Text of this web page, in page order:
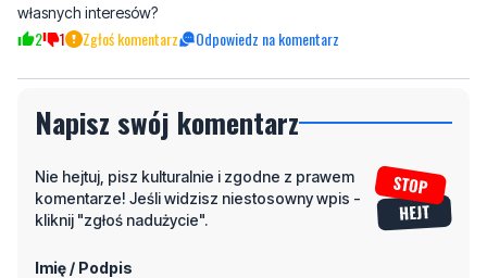
własnych interesów?
2 1 Zgłoś komentarz Odpowiedz na komentarz
Napisz swój komentarz
Nie hejtuj, pisz kulturalnie i zgodne z prawem
komentarze! Jeśli widzisz niestosowny wpis -
kliknij "zgłoś nadużycie".
Imię / Podpis